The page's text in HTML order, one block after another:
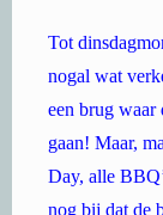
Tot
nogal wat
een brug waar
gaan! Maar,
Day, alle
nog bij dat de